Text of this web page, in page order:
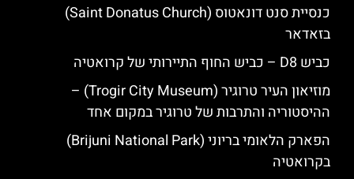
כנסיית סנט דונאטוס (Saint Donatus Church)
בזאדאר
כביש D8 – כביש החוף התיירותי של קרואטיה
מוזיאון העיר טרוגיר (Trogir City Museum) –
ההיסטוריה והתרבות של טרוגיר במקום אחד
הפארק הלאומי בריוני (Brijuni National Park)
בקרואטיה